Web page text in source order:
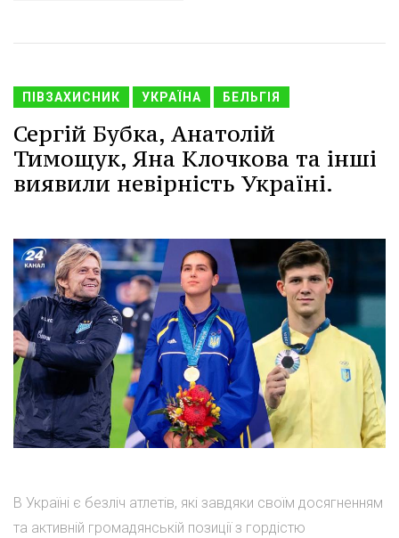
ПІВЗАХИСНИК УКРАЇНА БЕЛЬГІЯ
Сергій Бубка, Анатолій
Тимощук, Яна Клочкова та інші
виявили невірність Україні.
В Україні є безліч атлетів, які завдяки своїм досягненням
та активній громадянській позиції з гордістю